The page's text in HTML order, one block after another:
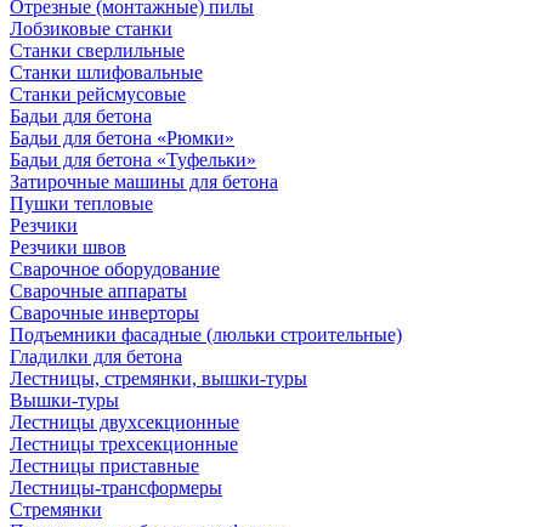
Отрезные (монтажные) пилы
Лобзиковые станки
Станки сверлильные
Станки шлифовальные
Станки рейсмусовые
Бадьи для бетона
Бадьи для бетона «Рюмки»
Бадьи для бетона «Туфельки»
Затирочные машины для бетона
Пушки тепловые
Резчики
Резчики швов
Сварочное оборудование
Сварочные аппараты
Сварочные инверторы
Подъемники фасадные (люльки строительные)
Гладилки для бетона
Лестницы, стремянки, вышки-туры
Вышки-туры
Лестницы двухсекционные
Лестницы трехсекционные
Лестницы приставные
Лестницы-трансформеры
Стремянки